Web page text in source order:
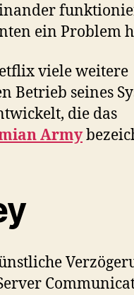
ein Problem
viele weitere
Betrieb seines
die das
Army